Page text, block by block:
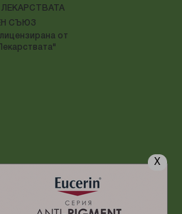
X
ЛЕКАРСТВАТА
СЪЮЗ
от